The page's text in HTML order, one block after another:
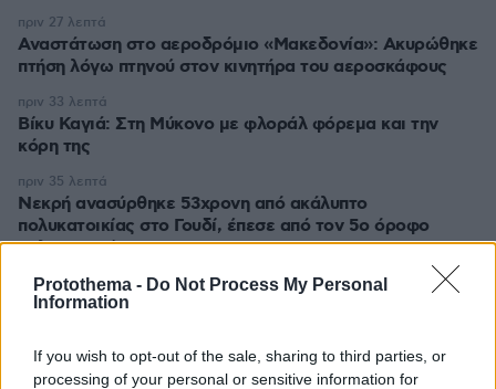
Protothema - Do Not Process My Personal
Information
If you wish to opt-out of the sale, sharing to third parties, or
processing of your personal or sensitive information for
Αναστάτωση στο αεροδρόμιο «Μακεδονία»: Ακυρώθηκε
πτήση λόγω πτηνού στον κινητήρα του αεροσκάφους
πριν 27 λεπτά
Βίκυ Καγιά: Στη Μύκονο με φλοράλ φόρεμα και την
κόρη της
πριν 33 λεπτά
Νεκρή ανασύρθηκε 53χρονη από ακάλυπτο
πολυκατοικίας στο Γουδί, έπεσε από τον 5ο όροφο
πολυκατοικίας
πριν 35 λεπτά
ΔΕΙΤΕ ΟΛΕΣ ΤΙΣ ΕΙΔΗΣΕΙΣ